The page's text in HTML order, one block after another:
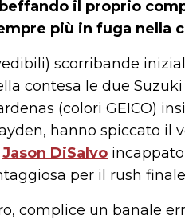
il proprio
più in fuga nella
scorribande
contesa le due
(colori GEICO)
hanno spiccato il
Jason DiSalvo
per il rush
complice un banale